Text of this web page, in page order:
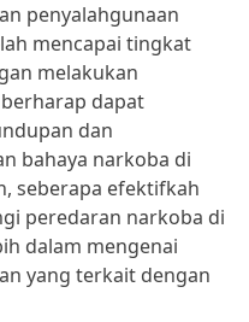
penyalahgunaan
mencapai tingkat
melakukan
dapat
dan
bahaya narkoba di
seberapa efektifkah
peredaran narkoba di
dalam mengenai
yang terkait dengan